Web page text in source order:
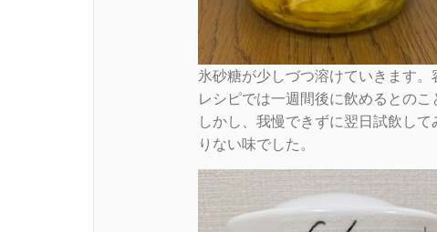
氷砂糖が少しづつ溶けていきます。
レシピでは一週間後に飲めるとの
しかし、我慢できずに翌日試飲し
りない味でした。